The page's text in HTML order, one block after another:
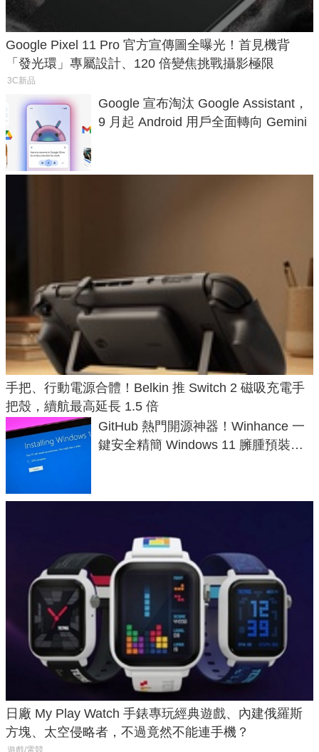
Google Pixel 11 Pro 官方宣傳圖全曝光！首見機背
「發光環」專屬設計、120 倍變焦挑戰攝影極限
3C新品
Google 宣布淘汰 Google Assistant，
9 月起 Android 用戶全面轉向 Gemini
手把、行動電源合體！Belkin 推 Switch 2 磁吸充電手
把殼，續航最高延長 1.5 倍
GitHub 熱門開源神器！Winhance 一
鍵安全精簡 Windows 11 臃腫預裝軟
日廠 My Play Watch 手錶專玩經典遊戲、內建俄羅斯
方塊、太空侵略者，不過竟然不能連手機？
遊戲/電競